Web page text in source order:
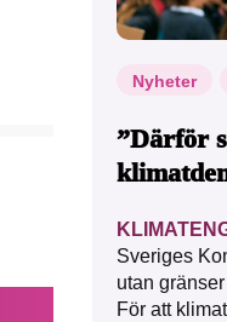
Nyheter
”Därför
Sveriges
utan
För att